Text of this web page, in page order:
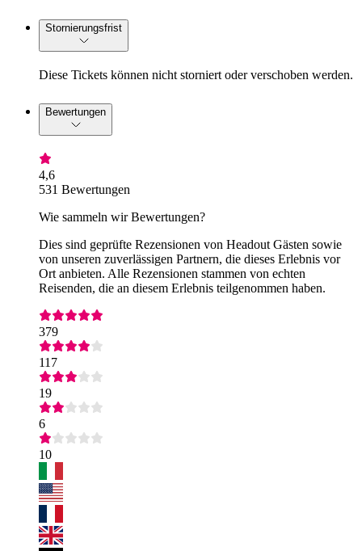
Stornierungsfrist
Diese Tickets können nicht storniert oder verschoben werden.
Bewertungen
4,6
531 Bewertungen
Wie sammeln wir Bewertungen?
Dies sind geprüfte Rezensionen von Headout Gästen sowie
von unseren zuverlässigen Partnern, die dieses Erlebnis vor
Ort anbieten. Alle Rezensionen stammen von echten
Reisenden, die an diesem Erlebnis teilgenommen haben.
379
117
19
6
10